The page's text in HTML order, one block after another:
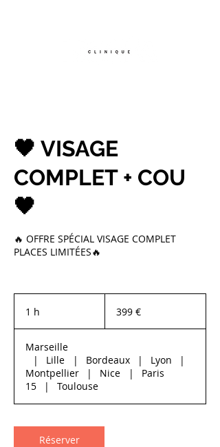
🖤 VISAGE
COMPLET + COU
🖤
🔥 OFFRE SPÉCIAL VISAGE COMPLET
PLACES LIMITÉES🔥
1 h 399 €
Marseille
|
Lille | Bordeaux | Lyon
|
Montpellier
| Nice |
Paris
15
| Toulouse
Réserver